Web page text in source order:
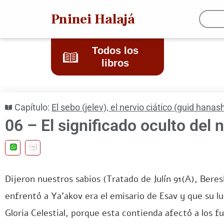
Pninei Halajá
Todos los
libros
Capítulo: El sebo (jelev), el nervio ciático (guid
06 – El significado oculto del
ru
Dijeron nuestros sabios (Tratado de Julín 91(A),
enfrentó a Ya’akov era el emisario de Esav y que su
Gloria Celestial, porque esta contienda afectó a los